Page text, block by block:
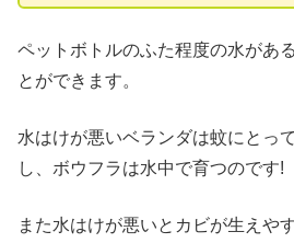
ペットボトルのふた程度の水があ
とができます。
水はけが悪いベランダは蚊にとっ
し、ボウフラは水中で育つのです!
また水はけが悪いとカビが生えや